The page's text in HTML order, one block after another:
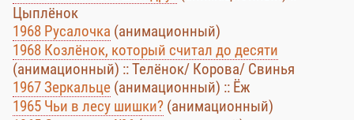
Цыплёнок
1968 Русалочка (анимационный)
1968 Козлёнок, который считал до десяти
(анимационный) :: Телёнок/ Корова/ Свинья
1967 Зеркальце (анимационный) :: Ёж
1965 Чьи в лесу шишки? (анимационный)